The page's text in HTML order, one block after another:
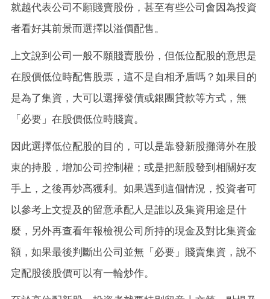
就越代表公司不願賤賣股份，甚至有些公司會因為投資
者看好其前景而選擇以溢價配售。
上文說到公司一般不願賤賣股份，但低位配股的意思是
在股價低位時配售股票，這不是自相矛盾嗎？如果目的
是為了集資，大可以選擇發債或銀團貸款等方式，無
「必要」在股價低位時賤賣。
因此選擇低位配股的目的，可以是靠發新股攤薄外在股
東的持股，增加公司控制權；或是把新股發到相關好友
手上，之後再炒高獲利。如果遇到這個情況，投資者可
以參考上文提及的留意承配人是誰以及集資用途是什
麼，另外再查看年報檢視公司所持的現金及對比集資金
額，如果最後判斷出公司並無「必要」賤賣集資，說不
定配股後股價可以有一輪炒作。